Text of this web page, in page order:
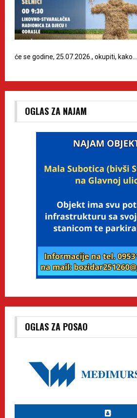
će se godine, 25.07.2026., okupiti, kako…
OGLAS ZA NAJAM
OGLAS ZA POSAO